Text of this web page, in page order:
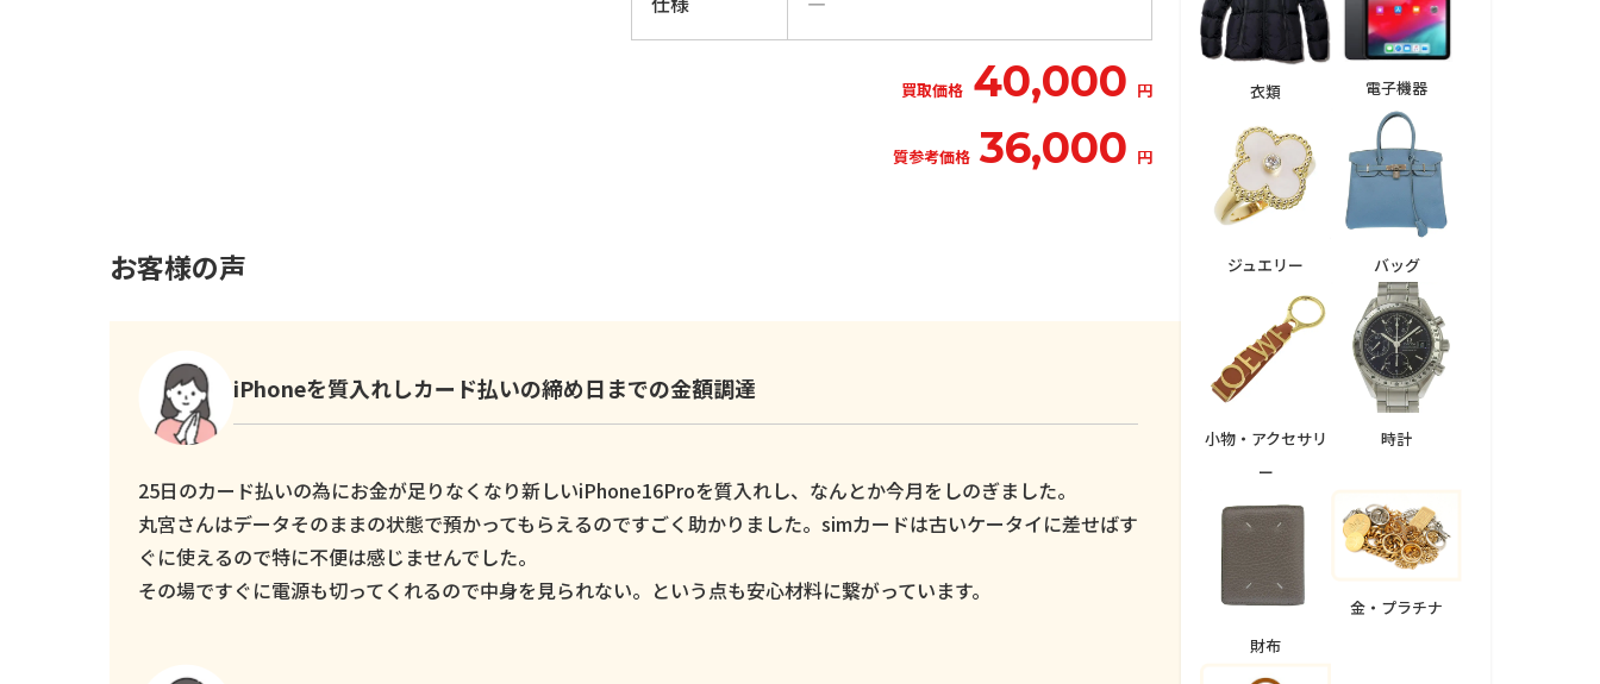
買取価格 40,000 円
質参考価格 36,000 円
お客様の声
iPhoneを質入れしカード払いの締め日までの金額調達
25日のカード払いの為にお金が足りなくなり新しいiPhone16Proを質入れし、なんとか今月をしのぎました。
丸宮さんはデータそのままの状態で預かってもらえるのですごく助かりました。simカードは古いケータイに差せばす
ぐに使えるので特に不便は感じませんでした。
その場ですぐに電源も切ってくれるので中身を見られない。という点も安心材料に繋がっています。
衣類 電子機器
ジュエリー バッグ
小物・アクセサリ
ー
時計
財布
金・プラチナ